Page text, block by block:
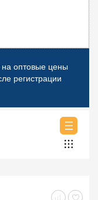
оптовые цены
регистрации